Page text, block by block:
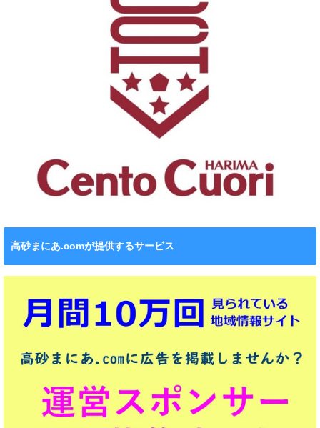
高砂まにあ.comが提供するサービス